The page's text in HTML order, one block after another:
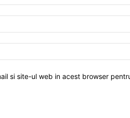
si site-ul web in acest browser